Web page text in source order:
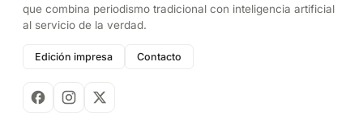
que combina periodismo tradicional con inteligencia artificial
al servicio de la verdad.
Edición impresa Contacto